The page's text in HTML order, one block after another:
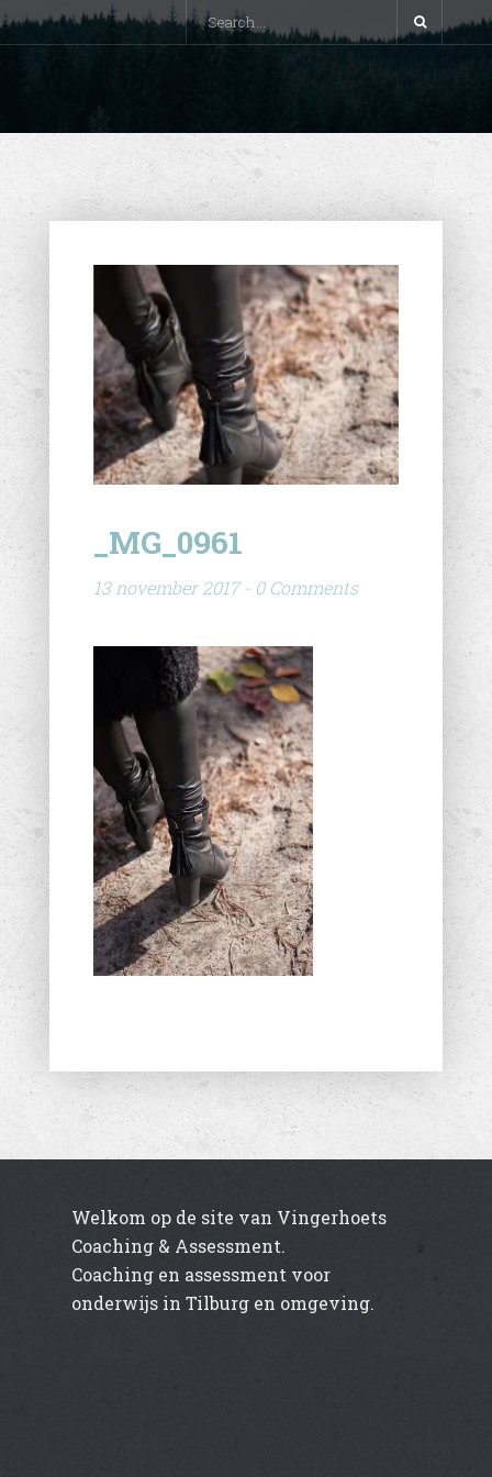
_MG_0961
13 november 2017 - 0 Comments
Welkom op de site van Vingerhoets
Coaching & Assessment.
Coaching en assessment voor
onderwijs in Tilburg en omgeving.